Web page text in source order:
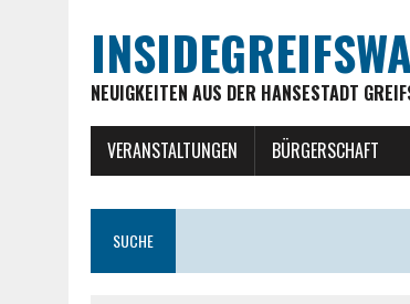
NEUIGKEITEN AUS DER HANSESTADT
VERANSTALTUNGEN BÜRGERSCHAFT
SUCHE